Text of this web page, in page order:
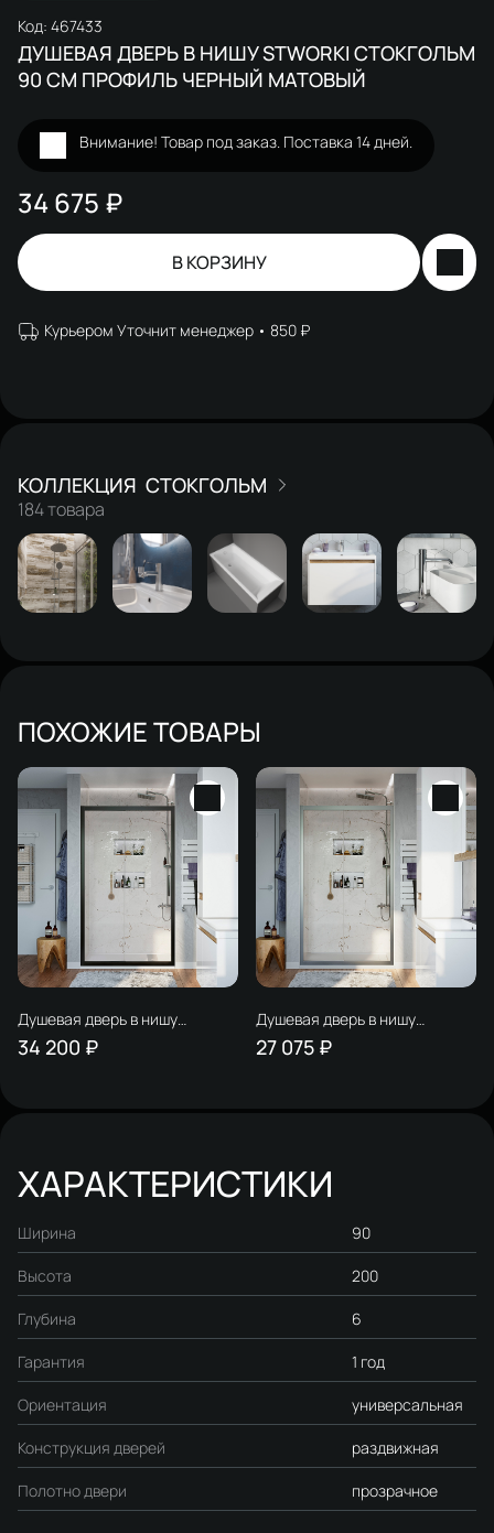
Код: 467433
ДУШЕВАЯ ДВЕРЬ В НИШУ STWORKI СТОКГОЛЬМ
90 СМ ПРОФИЛЬ ЧЕРНЫЙ МАТОВЫЙ
Внимание! Товар под заказ. Поставка 14 дней.
34 675 ₽
В КОРЗИНУ
Курьером Уточнит менеджер 850 ₽
СТОКГОЛЬМ
184 товара
ПОХОЖИЕ ТОВАРЫ
Душевая дверь в нишу
STWORKI Стокгольм 100 см
профиль черный матовый,
34 200 ₽
Душевая дверь в нишу
STWORKI Стокгольм 150 см
профиль хром матовый
27 075 ₽
ХАРАКТЕРИСТИКИ
Ширина 90
Высота 200
Глубина 6
Гарантия 1 год
Ориентация универсальная
Конструкция дверей раздвижная
Полотно двери прозрачное